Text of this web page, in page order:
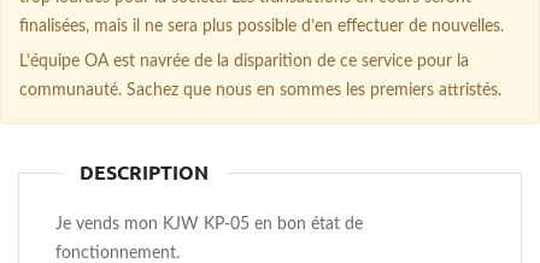
finalisées, mais il ne sera plus possible d’en effectuer de nouvelles.
L’équipe OA est navrée de la disparition de ce service pour la
communauté. Sachez que nous en sommes les premiers attristés.
DESCRIPTION
Je vends mon KJW KP-05 en bon état de
fonctionnement.